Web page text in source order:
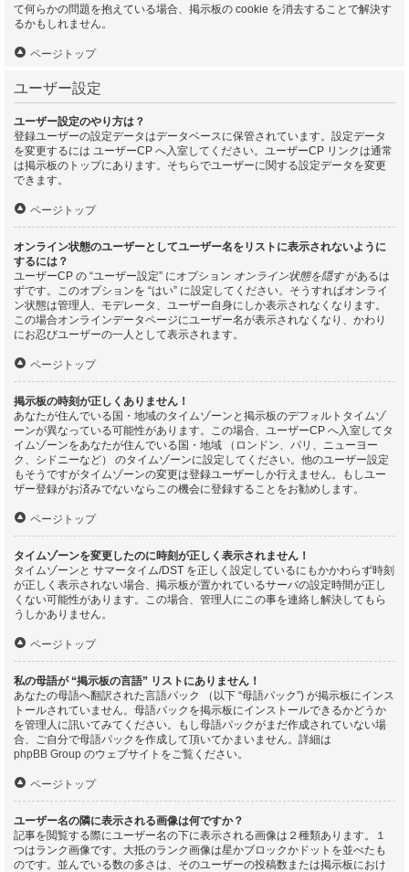
て何らかの問題を抱えている場合、掲示板の cookie を消去することで解決す
るかもしれません。
ページトップ
ユーザー設定
ユーザー設定のやり方は？
登録ユーザーの設定データはデータベースに保管されています。設定データ
を変更するには ユーザーCP へ入室してください。ユーザーCP リンクは通常
は掲示板のトップにあります。そちらでユーザーに関する設定データを変更
できます。
ページトップ
オンライン状態のユーザーとしてユーザー名をリストに表示されないように
するには？
ユーザーCP の “ユーザー設定” にオプション オンライン状態を隠すがあるは
ずです。このオプションを “はい” に設定してください。そうすればオンライ
ン状態は管理人、モデレータ、ユーザー自身にしか表示されなくなります。
この場合オンラインデータページにユーザー名が表示されなくなり、かわり
にお忍びユーザーの一人として表示されます。
ページトップ
掲示板の時刻が正しくありません！
あなたが住んでいる国・地域のタイムゾーンと掲示板のデフォルトタイムゾ
ーンが異なっている可能性があります。この場合、ユーザーCP へ入室してタ
イムゾーンをあなたが住んでいる国・地域 （ロンドン、パリ、ニューヨー
ク、シドニーなど） のタイムゾーンに設定してください。他のユーザー設定
もそうですがタイムゾーンの変更は登録ユーザーしか行えません。もしユー
ザー登録がお済みでないならこの機会に登録することをお勧めします。
ページトップ
タイムゾーンを変更したのに時刻が正しく表示されません！
タイムゾーンと サマータイム/DST を正しく設定しているにもかかわらず時刻
が正しく表示されない場合、掲示板が置かれているサーバの設定時間が正し
くない可能性があります。この場合、管理人にこの事を連絡し解決してもら
うしかありません。
ページトップ
私の母語が “掲示板の言語” リストにありません！
あなたの母語へ翻訳された言語パック （以下 “母語パック”) が掲示板にインス
トールされていません。母語パックを掲示板にインストールできるかどうか
を管理人に訊いてみてください。もし母語パックがまだ作成されていない場
合、ご自分で母語パックを作成して頂いてかまいません。詳細は
phpBB Group のウェブサイトをご覧ください。
ページトップ
ユーザー名の隣に表示される画像は何ですか？
記事を閲覧する際にユーザー名の下に表示される画像は２種類あります。１
つはランク画像です。大抵のランク画像は星かブロックかドットを並べたも
のです。並んでいる数の多さは、そのユーザーの投稿数または掲示板におけ